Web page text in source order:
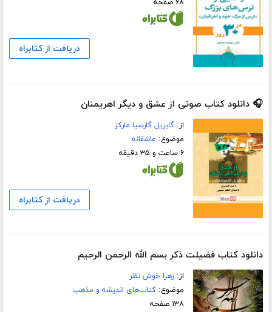
۶۸ صفحه
دریافت از کتابراه
🎧 دانلود کتاب صوتی از عشق و دیگر اهریمنان
از:گابریل گارسیا مارکز
موضوع: عاشقانه
۶ ساعت و ۳۵ دقیقه
دریافت از کتابراه
دانلود کتاب فضیلت ذکر بسم الله الرحمن الرحیم
از:زهرا خوش نظر
موضوع:کتاب‌های اندیشه و مذهب
۱۳۸ صفحه